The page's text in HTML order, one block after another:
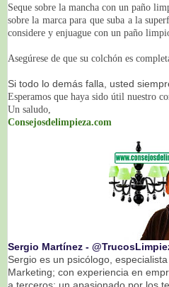
Seque sobre la mancha con un paño
sobre la marca para que suba a la
considere y enjuague con un paño
Asegúrese de que su colchón es
Si todo lo demás falla, usted
Esperamos que haya sido útil nuestro
Un saludo,
Consejosdelimpieza.com
Sergio Martínez ‐
Sergio es un psicólogo,
Marketing; con experiencia en
a terceros; un apasionado por los